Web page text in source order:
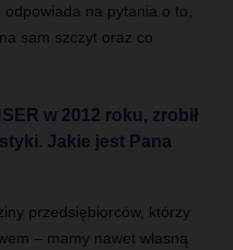
na pytania o to,
sam szczyt oraz co
w 2012 roku, zrobił
Jakie jest Pana
przedsiębiorców, którzy
– mamy nawet własną